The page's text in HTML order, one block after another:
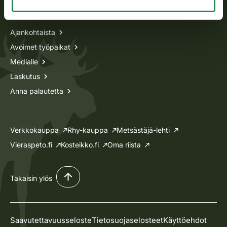
Tietoa meistä
Ajankohtaista
Avoimet työpaikat
Medialle
Laskutus
Anna palautetta
Verkkokauppa Rhy-kauppa
Metsästäjä-lehti
Vieraspeto.fi
Kosteikko.fi Oma riista
Takaisin ylös
SaavutettavuusselosteTietosuojaselosteetKäyttöehdot